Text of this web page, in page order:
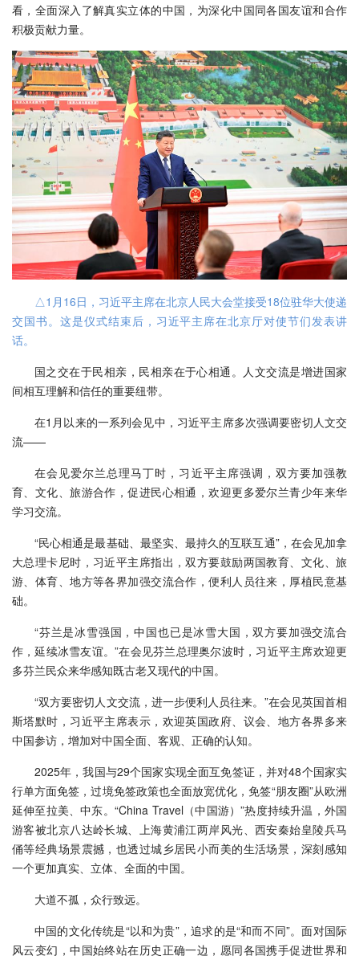
看，全面深入了解真实立体的中国，为深化中国同各国友谊和合作
积极贡献力量。
△1月16日，习近平主席在北京人民大会堂接受18位驻华大使递
交国书。这是仪式结束后，习近平主席在北京厅对使节们发表讲
话。
国之交在于民相亲，民相亲在于心相通。人文交流是增进国家
间相互理解和信任的重要纽带。
在1月以来的一系列会见中，习近平主席多次强调要密切人文交
流——
在会见爱尔兰总理马丁时，习近平主席强调，双方要加强教
育、文化、旅游合作，促进民心相通，欢迎更多爱尔兰青少年来华
学习交流。
“民心相通是最基础、最坚实、最持久的互联互通”，在会见加拿
大总理卡尼时，习近平主席指出，双方要鼓励两国教育、文化、旅
游、体育、地方等各界加强交流合作，便利人员往来，厚植民意基
础。
“芬兰是冰雪强国，中国也已是冰雪大国，双方要加强交流合
作，延续冰雪友谊。”在会见芬兰总理奥尔波时，习近平主席欢迎更
多芬兰民众来华感知既古老又现代的中国。
“双方要密切人文交流，进一步便利人员往来。”在会见英国首相
斯塔默时，习近平主席表示，欢迎英国政府、议会、地方各界多来
中国参访，增加对中国全面、客观、正确的认知。
2025年，我国与29个国家实现全面互免签证，并对48个国家实
行单方面免签，过境免签政策也全面放宽优化，免签“朋友圈”从欧洲
延伸至拉美、中东。“China Travel（中国游）”热度持续升温，外国
游客被北京八达岭长城、上海黄浦江两岸风光、西安秦始皇陵兵马
俑等经典场景震撼，也透过城乡居民小而美的生活场景，深刻感知
一个更加真实、立体、全面的中国。
大道不孤，众行致远。
中国的文化传统是“以和为贵”，追求的是“和而不同”。面对国际
风云变幻，中国始终站在历史正确一边，愿同各国携手促进世界和